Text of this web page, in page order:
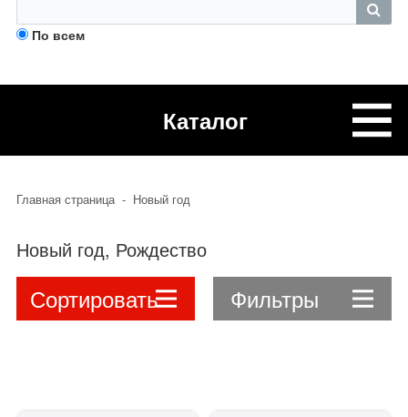
По всем
Каталог
Главная страница - Новый год
Новый год, Рождество
Сортировать Фильтры